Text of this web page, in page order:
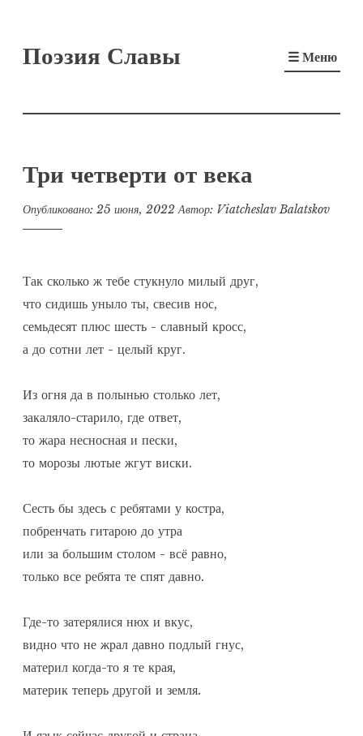
к
Поэзия Славы ☰ Меню
Три четверти от века
Опубликовано: 25 июня, 2022Автор: Viatcheslav Balatskov
Так сколько ж тебе стукнуло милый друг,
что сидишь уныло ты, свесив нос,
семьдесят плюс шесть - славный кросс,
а до сотни лет - целый круг.
Из огня да в полынью столько лет,
закаляло-старило, где ответ,
то жара несносная и пески,
то морозы лютые жгут виски.
Сесть бы здесь с ребятами у костра,
побренчать гитарою до утра
или за большим столом - всё равно,
только все ребята те спят давно.
Где-то затерялися нюх и вкус,
видно что не жрал давно подлый гнус,
материл когда-то я те края,
материк теперь другой и земля.